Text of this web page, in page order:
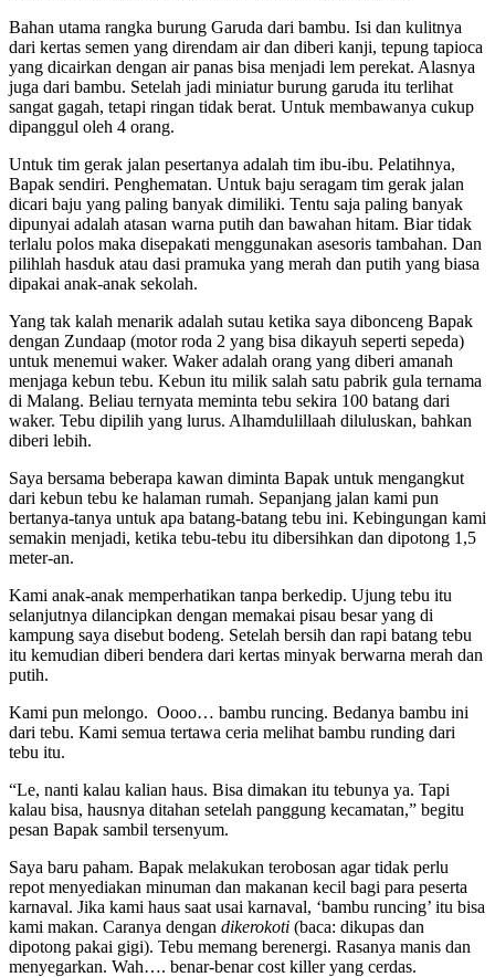
Bahan utama rangka burung Garuda dari bambu. Isi dan kulitnya
dari kertas semen yang direndam air dan diberi kanji, tepung tapioca
yang dicairkan dengan air panas bisa menjadi lem perekat. Alasnya
juga dari bambu. Setelah jadi miniatur burung garuda itu terlihat
sangat gagah, tetapi ringan tidak berat. Untuk membawanya cukup
dipanggul oleh 4 orang.
Untuk tim gerak jalan pesertanya adalah tim ibu-ibu. Pelatihnya,
Bapak sendiri. Penghematan. Untuk baju seragam tim gerak jalan
dicari baju yang paling banyak dimiliki. Tentu saja paling banyak
dipunyai adalah atasan warna putih dan bawahan hitam. Biar tidak
terlalu polos maka disepakati menggunakan asesoris tambahan. Dan
pilihlah hasduk atau dasi pramuka yang merah dan putih yang biasa
dipakai anak-anak sekolah.
Yang tak kalah menarik adalah sutau ketika saya dibonceng Bapak
dengan Zundaap (motor roda 2 yang bisa dikayuh seperti sepeda)
untuk menemui waker. Waker adalah orang yang diberi amanah
menjaga kebun tebu. Kebun itu milik salah satu pabrik gula ternama
di Malang. Beliau ternyata meminta tebu sekira 100 batang dari
waker. Tebu dipilih yang lurus. Alhamdulillaah diluluskan, bahkan
diberi lebih.
Saya bersama beberapa kawan diminta Bapak untuk mengangkut
dari kebun tebu ke halaman rumah. Sepanjang jalan kami pun
bertanya-tanya untuk apa batang-batang tebu ini. Kebingungan kami
semakin menjadi, ketika tebu-tebu itu dibersihkan dan dipotong 1,5
meter-an.
Kami anak-anak memperhatikan tanpa berkedip. Ujung tebu itu
selanjutnya dilancipkan dengan memakai pisau besar yang di
kampung saya disebut bodeng. Setelah bersih dan rapi batang tebu
itu kemudian diberi bendera dari kertas minyak berwarna merah dan
putih.
Kami pun melongo. Oooo… bambu runcing. Bedanya bambu ini
dari tebu. Kami semua tertawa ceria melihat bambu runding dari
tebu itu.
“Le, nanti kalau kalian haus. Bisa dimakan itu tebunya ya. Tapi
kalau bisa, hausnya ditahan setelah panggung kecamatan,” begitu
pesan Bapak sambil tersenyum.
Saya baru paham. Bapak melakukan terobosan agar tidak perlu
repot menyediakan minuman dan makanan kecil bagi para peserta
karnaval. Jika kami haus saat usai karnaval, ‘bambu runcing’ itu bisa
kami makan. Caranya dengan dikerokoti (baca: dikupas dan
dipotong pakai gigi). Tebu memang berenergi. Rasanya manis dan
menyegarkan. Wah…. benar-benar cost killer yang cerdas.